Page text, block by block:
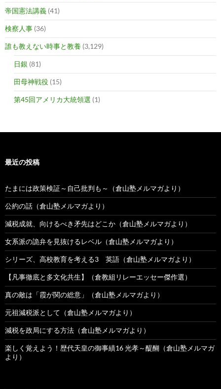
帝国憲法講義 (41)
検察人事 (36)
誰も教えない時事と教養 (3,129)
日銀 (81)
田母神戦役 (15)
第45回アメリカ大統領選 (1)
最近の投稿
たまには政策検証～自己批判も～（倉山塾メルマガより）
公約の話（倉山塾メルマガより）
減税成就、向けるべき矛先はどこか（倉山塾メルマガより）
女系派の詭弁を見抜けるレベル（倉山塾メルマガより）
シリーズ、高校教育を考える3 英語（倉山塾メルマガより）
【凡事徹底と多文化共生】（倉教組リレーエッセー傑作選）
真の敵は「霞が関の総意」（倉山塾メルマガより）
元祖減税派として（倉山塾メルマガより）
減税を政局にする方法（倉山塾メルマガより）
楽しく覚えよう！歴代天皇の御事績16 光孝～醍醐（倉山塾メルマガ
より）